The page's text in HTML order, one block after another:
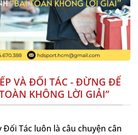
VÀ ĐỐI TÁC - ĐỪNG ĐỂ
KHÔNG LỜI GIẢI”
Đối Tác luôn là câu chuyện cân